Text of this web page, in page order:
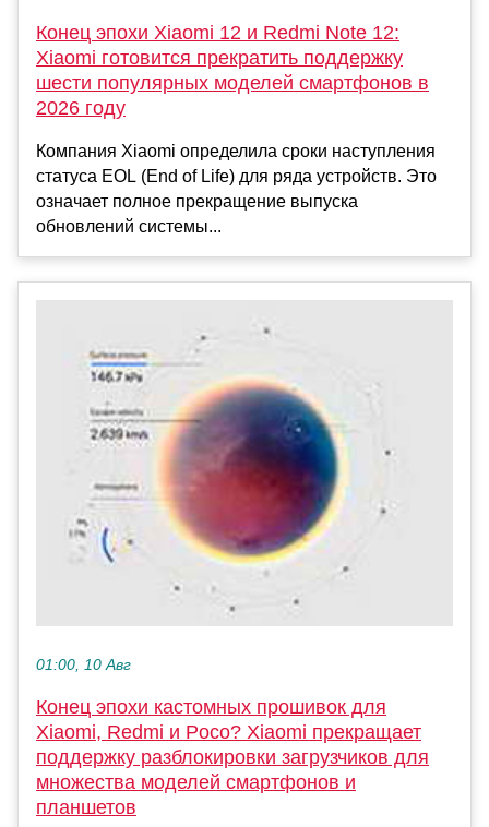
Конец эпохи Xiaomi 12 и Redmi Note 12:
Xiaomi готовится прекратить поддержку
шести популярных моделей смартфонов в
2026 году
Компания Xiaomi определила сроки наступления
статуса EOL (End of Life) для ряда устройств. Это
означает полное прекращение выпуска
обновлений системы...
01:00, 10 Авг
Конец эпохи кастомных прошивок для
Xiaomi, Redmi и Poco? Xiaomi прекращает
поддержку разблокировки загрузчиков для
множества моделей смартфонов и
планшетов